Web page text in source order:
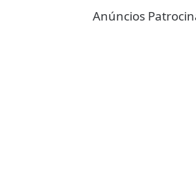
Anúncios